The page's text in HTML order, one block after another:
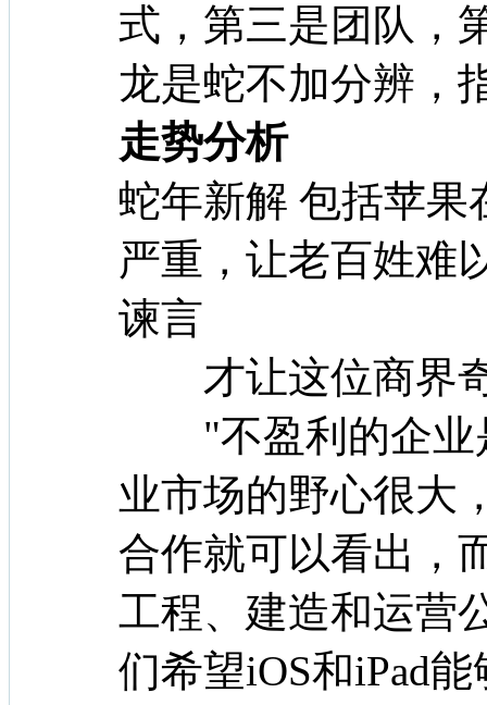
式，第三是团队，
龙是蛇不加分辨，
走势分析
蛇年新解 包括苹果
严重，让老百姓
谏言
才让这位商界
"不盈利的企业
业市场的野心很大
合作就可以看出，
工程、建造和运营
们希望iOS和iPad